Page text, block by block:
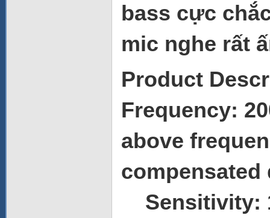
bass cực
mic nghe rất
Product
Frequency:
above
Sensitivity: